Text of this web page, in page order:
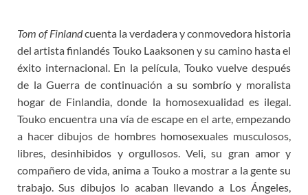
Tom of Finlandcuenta la verdadera y conmovedora historia
del artista finlandés Touko Laaksonen y su camino hasta el
éxito internacional. En la película, Touko vuelve después
de la Guerra de continuación a su sombrío y moralista
hogar de Finlandia, donde la homosexualidad es ilegal.
Touko encuentra una vía de escape en el arte, empezando
a hacer dibujos de hombres homosexuales musculosos,
libres, desinhibidos y orgullosos. Veli, su gran amor y
compañero de vida, anima a Touko a mostrar a la gente su
trabajo. Sus dibujos lo acaban llevando a Los Ángeles,